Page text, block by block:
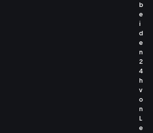
b
e
i
d
e
n
2
4
h
v
o
n
L
e